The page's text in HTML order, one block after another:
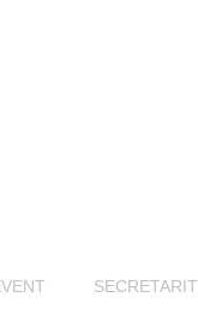
SECRETARIT